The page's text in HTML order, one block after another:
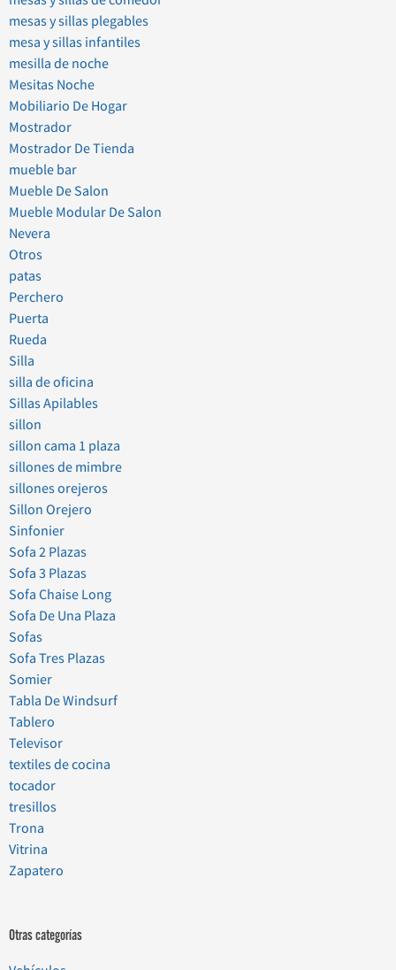
mesas y sillas plegables
mesa y sillas infantiles
mesilla de noche
Mesitas Noche
Mobiliario De Hogar
Mostrador
Mostrador De Tienda
mueble bar
Mueble De Salon
Mueble Modular De Salon
Nevera
Otros
patas
Perchero
Puerta
Rueda
Silla
silla de oficina
Sillas Apilables
sillon
sillon cama 1 plaza
sillones de mimbre
sillones orejeros
Sillon Orejero
Sinfonier
Sofa 2 Plazas
Sofa 3 Plazas
Sofa Chaise Long
Sofa De Una Plaza
Sofas
Sofa Tres Plazas
Somier
Tabla De Windsurf
Tablero
Televisor
textiles de cocina
tocador
tresillos
Trona
Vitrina
Zapatero
Otras categorías